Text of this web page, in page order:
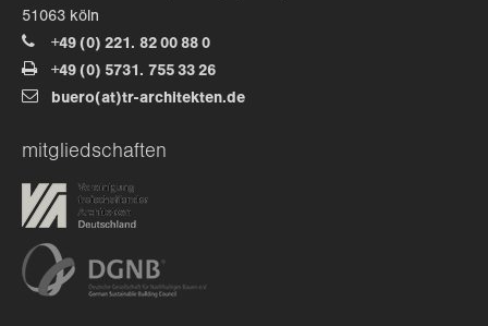
aenean commodo ligula eget dolor. aenean massa. cum
sociis natoque penatibus et magnis dis parturient
montes, nascetur ridiculus mus. donec quam felis,
ultricies nec.
51063 köln
+49 (0) 221. 82 00 88 0
+49 (0) 5731. 755 33 26
buero(at)tr-architekten.de
mitgliedschaften